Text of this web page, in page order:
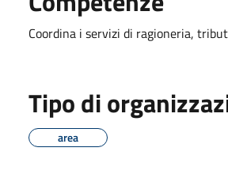
Coordina i servizi di ragioneria,
Tipo di
area